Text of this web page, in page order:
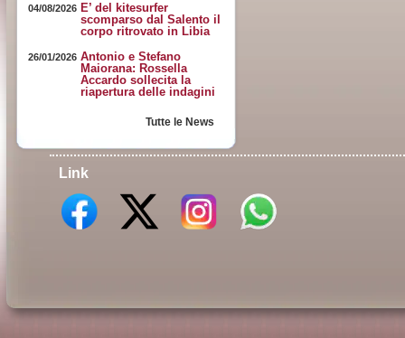
04/08/2026 E’ del kitesurfer
scomparso dal Salento il
corpo ritrovato in Libia
26/01/2026 Antonio e Stefano
Maiorana: Rossella
Accardo sollecita la
riapertura delle indagini
Tutte le News
Link